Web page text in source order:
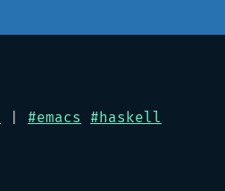
#emacs #haskell